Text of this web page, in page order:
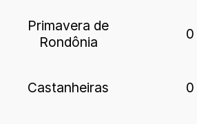
Primavera de
Rondônia
0
Castanheiras 0